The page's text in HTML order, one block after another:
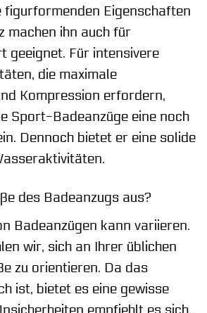
figurformenden Eigenschaften
machen ihn auch für
geeignet. Für intensivere
die maximale
Kompression erfordern,
Sport-Badeanzüge eine noch
Dennoch bietet er eine solide
des Badeanzugs aus?
Badeanzügen kann variieren.
wir, sich an Ihrer üblichen
zu orientieren. Da das
ist, bietet es eine gewisse